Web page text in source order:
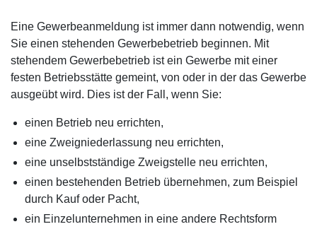
Eine Gewerbeanmeldung ist immer dann notwendig, wenn
Sie einen stehenden Gewerbebetrieb beginnen. Mit
stehendem Gewerbebetrieb ist ein Gewerbe mit einer
festen Betriebsstätte gemeint, von oder in der das Gewerbe
ausgeübt wird. Dies ist der Fall, wenn Sie:
einen Betrieb neu errichten,
eine Zweigniederlassung neu errichten,
eine unselbstständige Zweigstelle neu errichten,
einen bestehenden Betrieb übernehmen, zum Beispiel
durch Kauf oder Pacht,
ein Einzelunternehmen in eine andere Rechtsform